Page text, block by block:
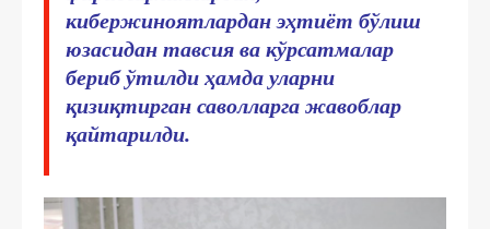
кибержиноятлардан эҳтиёт бўлиш
юзасидан тавсия ва кўрсатмалар
бериб ўтилди ҳамда уларни
қизиқтирган саволларга жавоблар
қайтарилди.